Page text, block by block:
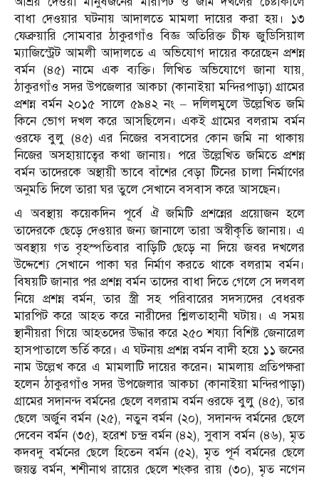
বাধা দেওয়ার ঘটনায় আদালতে মামলা দায়ের করা হয়। ১৩
ফেব্রুয়ারি সোমবার ঠাকুরগাঁও বিজ্ঞ অতিরিক্ত চীফ জুডিসিয়াল
ম্যাজিস্ট্রেট আমলী আদালতে এ অভিযোগ দায়ের করেছেন প্রশন্ন
বর্মন (৪৫) নামে এক ব্যক্তি। লিখিত অভিযোগে জানা যায়,
ঠাকুরগাঁও সদর উপজেলার আকচা (কানাইয়া মন্দিরপাড়া) গ্রামের
প্রশন্ন বর্মন ২০১৫ সালে ৫৯৪২ নং – দলিলমুলে উল্লেখিত জমি
কিনে ভোগ দখল করে আসছিলেন। একই গ্রামের বলরাম বর্মন
ওরফে বুলু (৪৫) এর নিজের বসবাসের কোন জমি না থাকায়
নিজের অসহায়াত্বের কথা জানায়। পরে উল্লেখিত জমিতে প্রশন্ন
বর্মন তাদেরকে অস্থায়ী ভাবে বাঁশের বেড়া টিনের চালা নির্মাণের
অনুমতি দিলে তারা ঘর তুলে সেখানে বসবাস করে আসছেন।
এ অবস্থায় কয়েকদিন পূর্বে ঐ জমিটি প্রশন্নের প্রয়োজন হলে
তাদেরকে ছেড়ে দেওয়ার জন্য জানালে তারা অস্বীকৃতি জানায়। এ
অবস্থায় গত বৃহস্পতিবার বাড়িটি ছেড়ে না দিয়ে জবর দখলের
উদ্দেশ্যে সেখানে পাকা ঘর নির্মাণ করতে থাকে বলরাম বর্মন।
বিষয়টি জানার পর প্রশন্ন বর্মন তাদের বাধা দিতে গেলে সে দলবল
নিয়ে প্রশন্ন বর্মন, তার স্ত্রী সহ পরিবারের সদস্যদের বেধরক
মারপিট করে আহত করে নারীদের শ্লিলতাহানী ঘটায়। এ সময়
স্থানীয়রা গিয়ে আহতদের উদ্ধার করে ২৫০ শয্যা বিশিষ্ট জেনারেল
হাসপাতালে ভর্তি করে। এ ঘটনায় প্রশন্ন বর্মন বাদী হয়ে ১১ জনের
নাম উল্লেখ করে এ মামলাটি দায়ের করেন। মামলায় প্রতিপক্ষরা
হলেন ঠাকুরগাঁও সদর উপজেলার আকচা (কানাইয়া মন্দিরপাড়া)
গ্রামের সদানন্দ বর্মনের ছেলে বলরাম বর্মন ওরফে বুলু (৪৫), তার
ছেলে অর্জুন বর্মন (২৫), নতুন বর্মন (২০), সদানন্দ বর্মনের ছেলে
দেবেন বর্মন (৩৫), হরেশ চন্দ্র বর্মন (৪২), সুবাস বর্মন (৪৬), মৃত
কদবদু বর্মনের ছেলে হিতেন বর্মন (৫২), মৃত পূর্ন বর্মনের ছেলে
জয়ন্ত বর্মন, শশীনাথ রায়ের ছেলে শংকর রায় (৩০), মৃত নগেন